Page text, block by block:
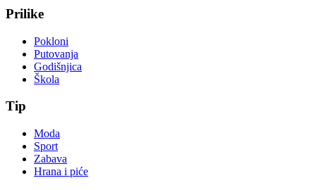
Prilike
Pokloni
Putovanja
Godišnjica
Škola
Tip
Moda
Sport
Zabava
Hrana i piće